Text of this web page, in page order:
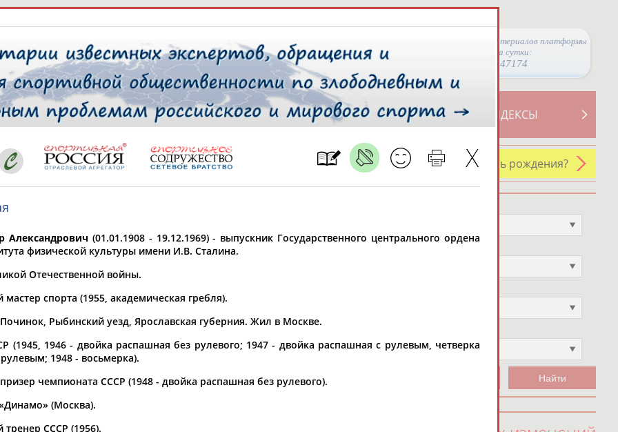
Просмотры материалов платформы
за сутки:
47174
СВОДНЫЕ ИНДЕКСЫ
ТАБЛО АКТИВНОСТИ
РЕСУРСНАЯ ПЛОЩАДКА
У кого сегодня день рождения?
регион*
* для действующих спортсменов
рождения
рождения
чч мм год по чч мм год
Не выбран
Александрович(01.01.1908 - 19.12.1969) - выпускник Государственного центрального ордена
физической культуры имени И.В. Сталина.
Отечественной войны.
спорта (1955, академическая гребля).
Рыбинский уезд, Ярославская губерния. Жил в Москве.
(1945, 1946 - двойка распашная без рулевого; 1947 - двойка распашная с рулевым, четверка
1948 - восьмерка).
чемпионата СССР (1948 - двойка распашная без рулевого).
(Москва).
СССР (1956).